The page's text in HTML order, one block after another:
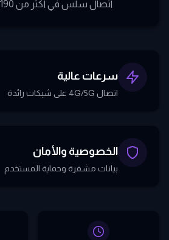
اتصال سلس في أكثر من 190 دولة وإقليم
سرعات عالية
اتصال 4G/5G على شبكات رائدة
الخصوصية والأمان
بيانات مشفرة وحماية المستخدم